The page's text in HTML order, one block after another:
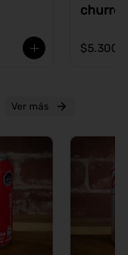
churros
$5.300
Ver más